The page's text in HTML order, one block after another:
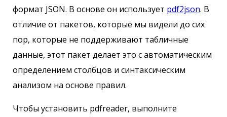
формат JSON. В основе он использует pdf2json. В
отличие от пакетов, которые мы видели до сих
пор, которые не поддерживают табличные
данные, этот пакет делает это с автоматическим
определением столбцов и синтаксическим
анализом на основе правил.
Чтобы установить pdfreader, выполните